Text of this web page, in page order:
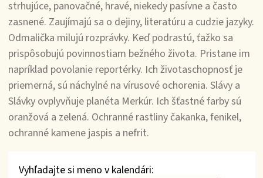
strhujúce, panovačné, hravé, niekedy pasívne a často
zasnené. Zaujímajú sa o dejiny, literatúru a cudzie jazyky.
Odmalička milujú rozprávky. Keď podrastú, ťažko sa
prispôsobujú povinnostiam bežného života. Pristane im
napríklad povolanie reportérky. Ich životaschopnosť je
priemerná, sú náchylné na vírusové ochorenia. Slávy a
Slávky ovplyvňuje planéta Merkúr. Ich šťastné farby sú
oranžová a zelená. Ochranné rastliny čakanka, fenikel,
ochranné kamene jaspis a nefrit.
Vyhľadajte si meno v kalendári: